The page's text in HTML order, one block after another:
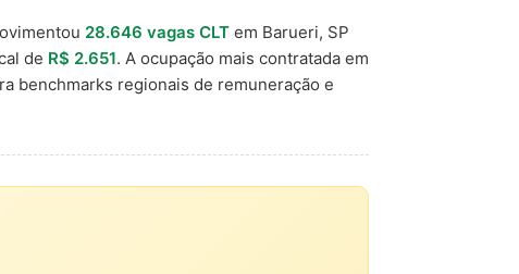
28.646 vagas CLT em Barueri, SP
de R$ 2.651. A ocupação mais contratada em
benchmarks regionais de remuneração e